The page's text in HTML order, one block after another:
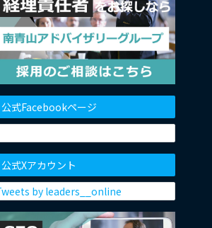
公式Facebookページ
公式Xアカウント
by leaders__online